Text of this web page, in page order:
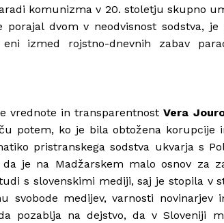
komunizma v 20. stoletju skupno
dvom v neodvisnost sodstva,
izmed rojstno-dnevnih zabav
vrednote in transparentnostVera
potem, ko je bila obtožena korupcije
pristranskega sodstva ukvarja s
je na Madžarskem malo osnov za
s slovenskimi mediji, saj je stopila v
svobode medijev, varnosti
pozablja na dejstvo, da v Sloveniji